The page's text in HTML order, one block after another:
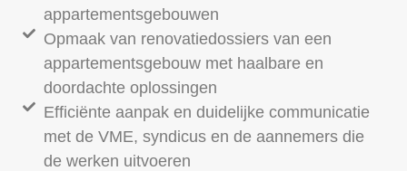
appartementsgebouwen
Opmaak van renovatiedossiers van een
appartementsgebouw met haalbare en
doordachte oplossingen
Efficiënte aanpak en duidelijke communicatie
met de VME, syndicus en de aannemers die
de werken uitvoeren